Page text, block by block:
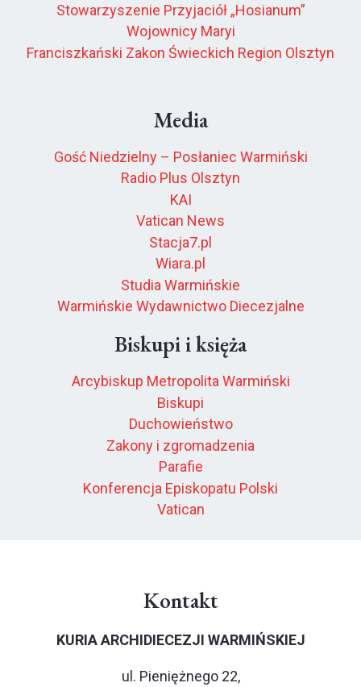
Stowarzyszenie Przyjaciół „Hosianum”
Wojownicy Maryi
Franciszkański Zakon Świeckich Region Olsztyn
Media
Gość Niedzielny – Posłaniec Warmiński
Radio Plus Olsztyn
KAI
Vatican News
Stacja7.pl
Wiara.pl
Studia Warmińskie
Warmińskie Wydawnictwo Diecezjalne
Biskupi i księża
Arcybiskup Metropolita Warmiński
Biskupi
Duchowieństwo
Zakony i zgromadzenia
Parafie
Konferencja Episkopatu Polski
Vatican
Kontakt
KURIA ARCHIDIECEZJI WARMIŃSKIEJ
ul. Pieniężnego 22,